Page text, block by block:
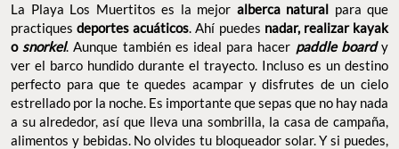
La Playa Los Muertitos es la mejor alberca natural para que
practiquesdeportes acuáticos. Ahí puedes nadar, realizar kayak
osnorkel. Aunque también es ideal para hacer paddle boardy
ver el barco hundido durante el trayecto. Incluso es un destino
perfecto para que te quedes acampar y disfrutes de un cielo
estrellado por la noche. Es importante que sepas que no hay nada
a su alrededor, así que lleva una sombrilla, la casa de campaña,
alimentos y bebidas. No olvides tu bloqueador solar. Y si puedes,